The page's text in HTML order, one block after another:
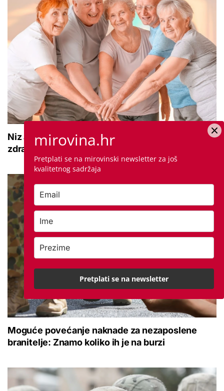
Niz aktivnosti za umirovljenike: 'Mogu jačati
zdravlje, pokretljivost i kvalitetu života'
Moguće povećanje naknade za nezaposlene
branitelje: Znamo koliko ih je na burzi
mirovina.hr
Pretplati se na mirovinski newsletter za još
kvalitetnog sadržaja
Pretplati se na newsletter